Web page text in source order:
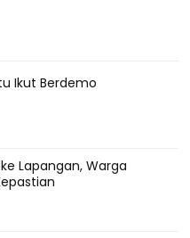
Ikut Berdemo
Lapangan, Warga